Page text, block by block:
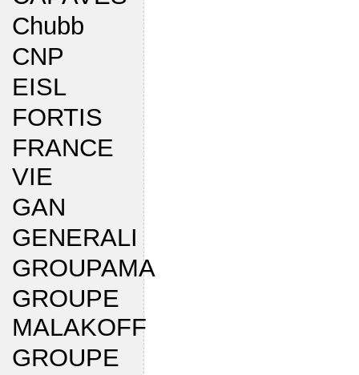
Chubb
CNP
EISL
FORTIS
FRANCE
VIE
GAN
GENERALI
GROUPAMA
GROUPE
MALAKOFF
GROUPE